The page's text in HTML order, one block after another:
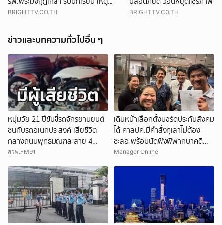
โรงเรียน จ.นนทบุรี เร่งผ่าตัด
BRIGHTTV.CO.TH BRIGHTTV.CO.TH
ข่าวและบทความทั่วไปอื่น ๆ
หนุ่มวัย 21 ปีขับขี่รถจักรยานยนต์
ชนกับรถอเนกประสงค์ เสียชีวิต
กลางถนนพุทธมณฑล สาย 4
จ.นครปฐม
สวพ.FM91
เดินหน้าเลือกตั้งบอร์ดประกันสังคม
ได้ ศาลปค.มีคำสั่งทุเลาไม่ต้อง
ชะลอ พร้อมนัดฟังพิพากษาคดี
11ม.ค.
Manager Online